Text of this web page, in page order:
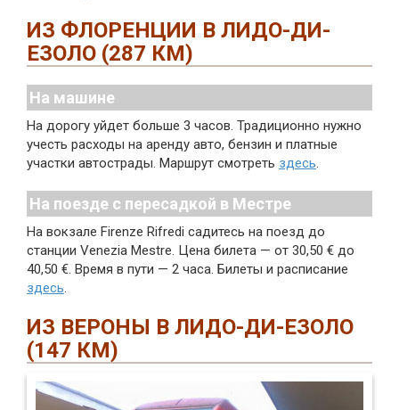
ИЗ ФЛОРЕНЦИИ В ЛИДО-ДИ-
ЕЗОЛО (287 КМ)
На машине
На дорогу уйдет больше 3 часов. Традиционно нужно
учесть расходы на аренду авто, бензин и платные
участки автострады. Маршрут смотреть здесь.
На поезде с пересадкой в Местре
На вокзале Firenze Rifredi садитесь на поезд до
станции Venezia Mestre. Цена билета — от 30,50 € до
40,50 €. Время в пути — 2 часа. Билеты и расписание
здесь.
ИЗ ВЕРОНЫ В ЛИДО-ДИ-ЕЗОЛО
(147 КМ)